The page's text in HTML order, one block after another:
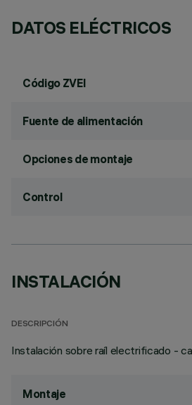
DATOS ELÉCTRICOS
Código ZVEI
Fuente de alimentación
Opciones de montaje
Control
INSTALACIÓN
DESCRIPCIÓN
Instalación sobre raíl electrificado -
Montaje